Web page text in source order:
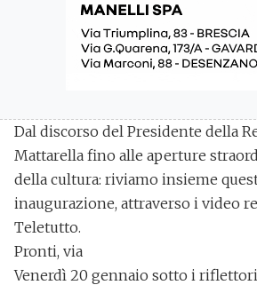
Dal discorso del Presidente della
Mattarella fino alle aperture
della cultura: riviamo insieme
inaugurazione, attraverso i video
Teletutto.
Pronti, via
Venerdì 20 gennaio sotto i